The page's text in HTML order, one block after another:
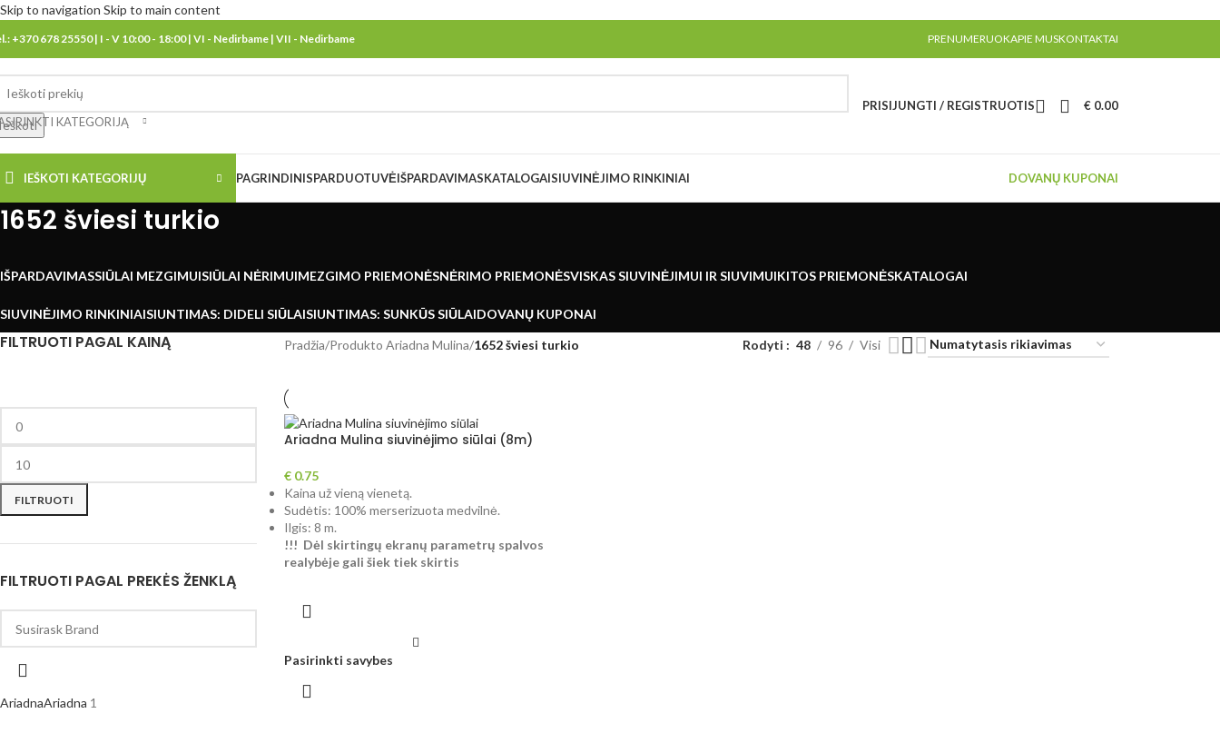
Skip to navigation Skip to main content
+370 678 25550 | I - V 10:00 - 18:00 | VI - Nedirbame | VII - Nedirbame PRENUMERUOKAPIE MUSKONTAKTAI
KATEGORIJĄ
PRISIJUNGTI / REGISTRUOTIS € 0.00
IEŠKOTI KATEGORIJŲ PAGRINDINISPARDUOTUVĖIŠPARDAVIMASKATALOGAISIUVINĖJIMO RINKINIAI DOVANŲ KUPONAI
1652 šviesi turkio
IŠPARDAVIMASSIŪLAI MEZGIMUISIŪLAI NĖRIMUIMEZGIMO PRIEMONĖSNĖRIMO PRIEMONĖSVISKAS SIUVINĖJIMUI IR SIUVIMUIKITOS PRIEMONĖSKATALOGAI
SIUVINĖJIMO RINKINIAISIUNTIMAS: DIDELI SIŪLAISIUNTIMAS: SUNKŪS SIŪLAIDOVANŲ KUPONAI
FILTRUOTI PAGAL KAINĄ
FILTRUOTI
FILTRUOTI PAGAL PREKĖS ŽENKLĄ
AriadnaAriadna 1
Pradžia/Produkto Ariadna Mulina/1652 šviesi turkio Rodyti 48 96 Visi
Ariadna Mulina siuvinėjimo siūlai (8m)
€0.75
Kaina už vieną vienetą.
Sudėtis: 100% merserizuota medvilnė.
Ilgis: 8 m.
!!! Dėl skirtingų ekranų parametrų spalvos
realybėje gali šiek tiek skirtis
Pasirinkti savybes